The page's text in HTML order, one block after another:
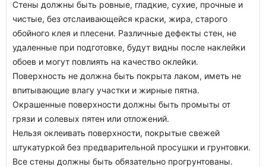
Стены должны быть ровные, гладкие, сухие, прочные и
чистые, без отслаивающейся краски, жира, старого
обойного клея и плесени. Различные дефекты стен, не
удаленные при подготовке, будут видны после наклейки
обоев и могут повлиять на качество оклейки.
Поверхность не должна быть покрыта лаком, иметь не
впитывающие влагу участки и жирные пятна.
Окрашенные поверхности должны быть промыты от
грязи и солевых пятен или отложений.
Нельзя оклеивать поверхности, покрытые свежей
штукатуркой без предварительной просушки и грунтовки.
Все стены должны быть обязательно прогрунтованы.